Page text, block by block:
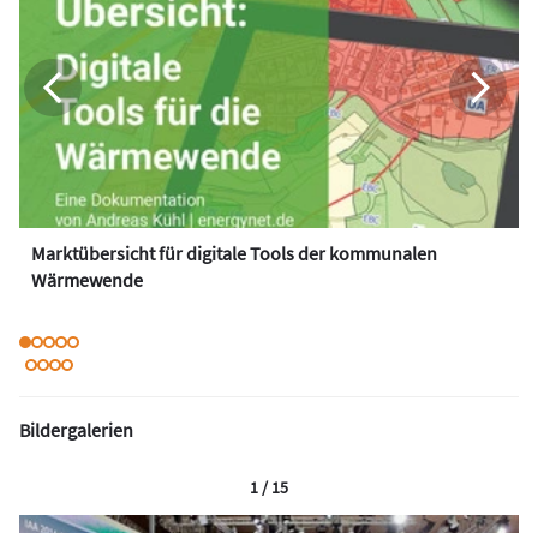
Marktübersicht für digitale Tools der kommunalen
Wärmewende
Bildergalerien
1 / 15